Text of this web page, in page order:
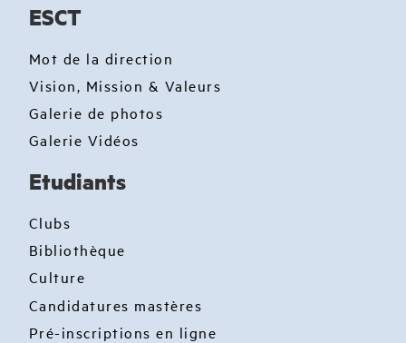
ESCT
Mot de la direction
Vision, Mission & Valeurs
Galerie de photos
Galerie Vidéos
Etudiants
Clubs
Bibliothèque
Culture
Candidatures mastères
Pré-inscriptions en ligne